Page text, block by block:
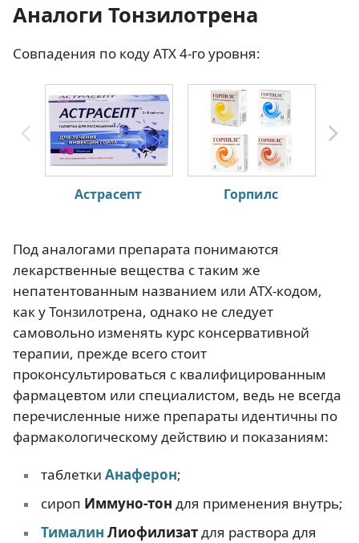
Аналоги Тонзилотрена
Совпадения по коду АТХ 4-го уровня:
Астрасепт Горпилс
Под аналогами препарата понимаются
лекарственные вещества с таким же
непатентованным названием или АТХ-кодом,
как у Тонзилотрена, однако не следует
самовольно изменять курс консервативной
терапии, прежде всего стоит
проконсультироваться с квалифицированным
фармацевтом или специалистом, ведь не всегда
перечисленные ниже препараты идентичны по
фармакологическому действию и показаниям:
таблетки Анаферон;
сироп Иммуно-тон для применения внутрь;
Тималин Лиофилизатдля раствора для